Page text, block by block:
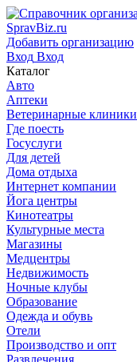
SpravBiz.ru
Добавить организацию
Вход Вход
Каталог
Авто
Аптеки
Ветеринарные клиники
Где поесть
Госуслуги
Для детей
Дома отдыха
Интернет компании
Йога центры
Кинотеатры
Культурные места
Магазины
Медцентры
Недвижимость
Ночные клубы
Образование
Одежда и обувь
Отели
Производство и опт
Развлечения